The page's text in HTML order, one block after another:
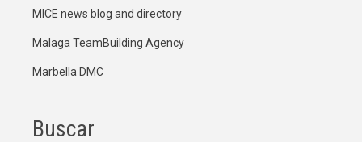
MICE news blog and directory
Malaga TeamBuilding Agency
Marbella DMC
Buscar